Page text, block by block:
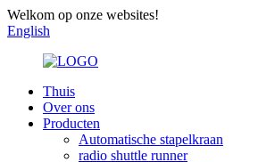
Welkom op onze websites!
English
Thuis
Over ons
Producten
Automatische stapelkraan
radio shuttle runner